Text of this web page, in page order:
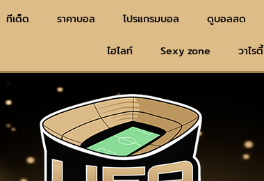
ทีเด็ด ราคาบอล โปรแกรมบอล ดูบอลสด
ไฮไลท์ Sexy zone วาไรตี้